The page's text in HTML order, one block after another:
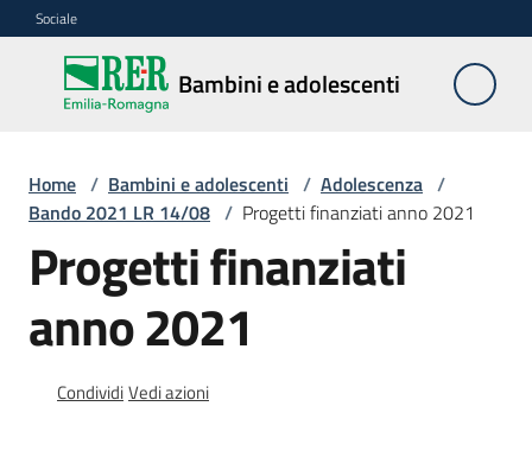
Vai al contenuto
Vai alla navigazione
Vai al footer
Sociale
Bambini e adolescenti
Bambini e
adolescenti
Accoglienza,
sostegno
Adolescenza
Home / Bambini e adolescenti / Adolescenza /
Bando 2021 LR 14/08 / Progetti finanziati anno 2021
Progetti finanziati
anno 2021
CondividiVedi azioni